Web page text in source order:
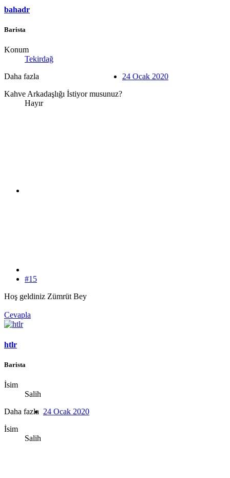
bahadr
Barista
Konum
Tekirdağ
Daha fazla
Kahve Arkadaşlığı İstiyor musunuz?
Hayır
24 Ocak 2020
#15
Hoş geldiniz Zümrüt Bey
Cevapla
htlr
Barista
İsim
Salih
Daha fazla
İsim
Salih
24 Ocak 2020